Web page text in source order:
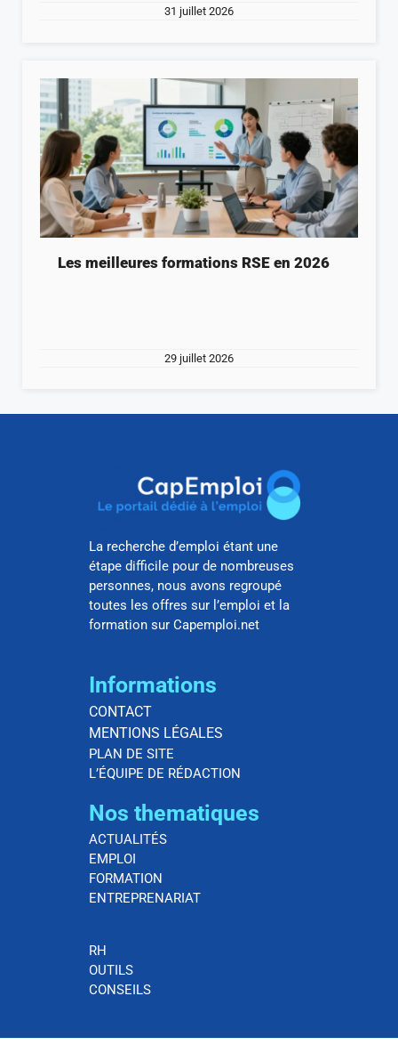
31 juillet 2026
Les meilleures formations RSE en 2026
29 juillet 2026
La recherche d’emploi étant une
étape difficile pour de nombreuses
personnes, nous avons regroupé
toutes les offres sur l’emploi et la
formation sur Capemploi.net
Informations
CONTACT
MENTIONS LÉGALES
PLAN DE SITE
L’ÉQUIPE DE RÉDACTION
Nos thematiques
ACTUALITÉS
EMPLOI
FORMATION
ENTREPRENARIAT
RH
OUTILS
CONSEILS